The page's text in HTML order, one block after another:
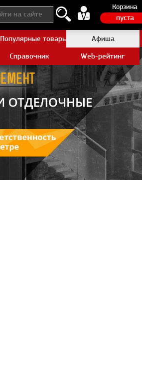
Корзина
пуста
Популярные товары AliexpressАфиша
Справочник
Web-рейтинг